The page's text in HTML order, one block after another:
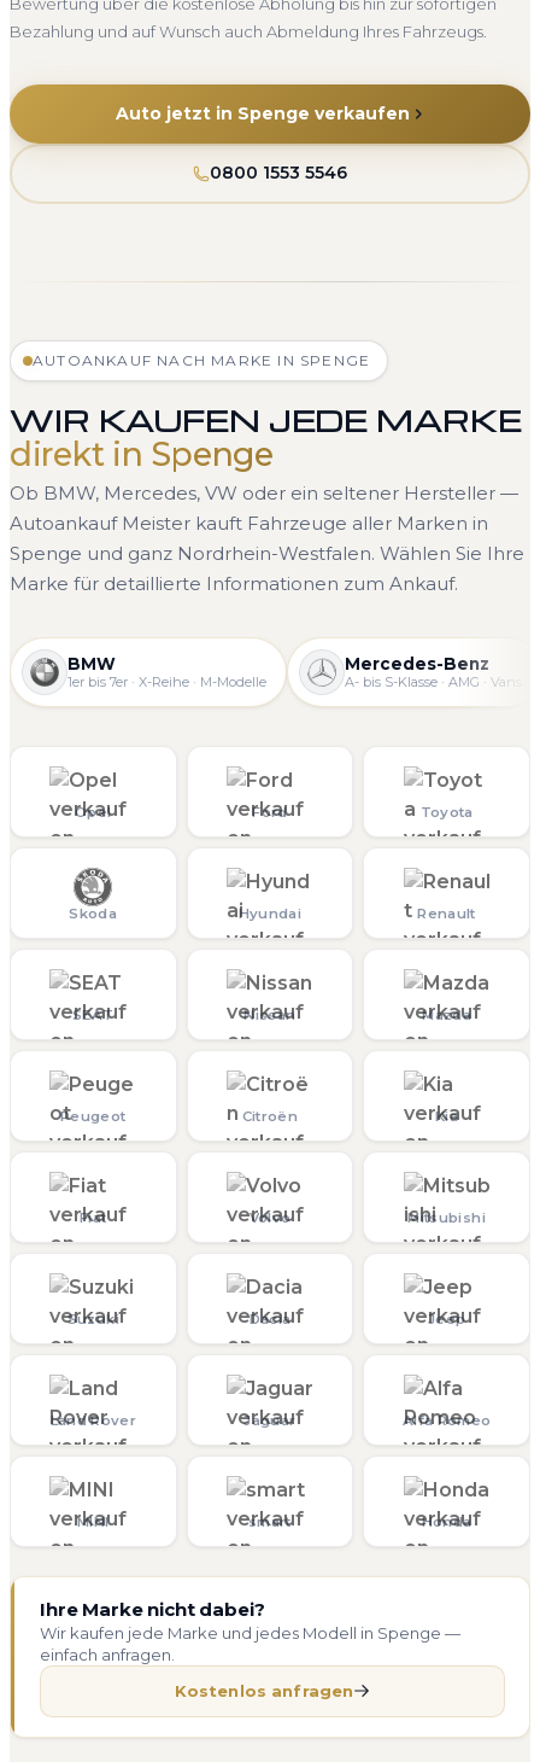
Bezahlung und auf Wunsch auch Abmeldung Ihres Fahrzeugs.
Auto jetzt in Spenge verkaufen
0800 1553 5546
AUTOANKAUF NACH MARKE IN SPENGE
WIR KAUFEN JEDE MARKE
direkt in Spenge
Ob BMW, Mercedes, VW oder ein seltener Hersteller —
Autoankauf Meister kauft Fahrzeuge aller Marken in
Spenge und ganz Nordrhein-Westfalen. Wählen Sie Ihre
Marke für detaillierte Informationen zum Ankauf.
BMW
1er bis 7er · X-Reihe · M-Modelle
Mercedes-Benz
A- bis S-Klasse · AMG · Vans
Opel Ford Toyota
Skoda Hyundai Renault
SEAT Nissan Mazda
Peugeot Citroën Kia
Fiat Volvo Mitsubishi
Suzuki Dacia Jeep
Land Rover Jaguar Alfa Romeo
MINI smart Honda
Ihre Marke nicht dabei?
Wir kaufen jede Marke und jedes Modell in Spenge —
einfach anfragen.
Kostenlos anfragen